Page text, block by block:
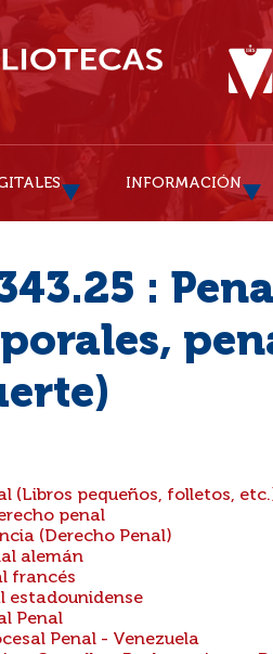
INFORMACIÓN
:
(Libros pequeños, folletos,
penal
(Derecho Penal)
alemán
francés
estadounidense
Penal
Penal - Venezuela